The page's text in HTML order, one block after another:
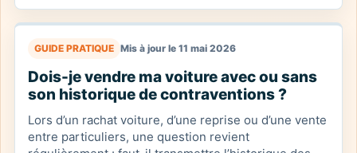
GUIDE PRATIQUE Mis à jour le 11 mai 2026
Dois-je vendre ma voiture avec ou sans
son historique de contraventions ?
Lors d’un rachat voiture, d’une reprise ou d’une vente
entre particuliers, une question revient